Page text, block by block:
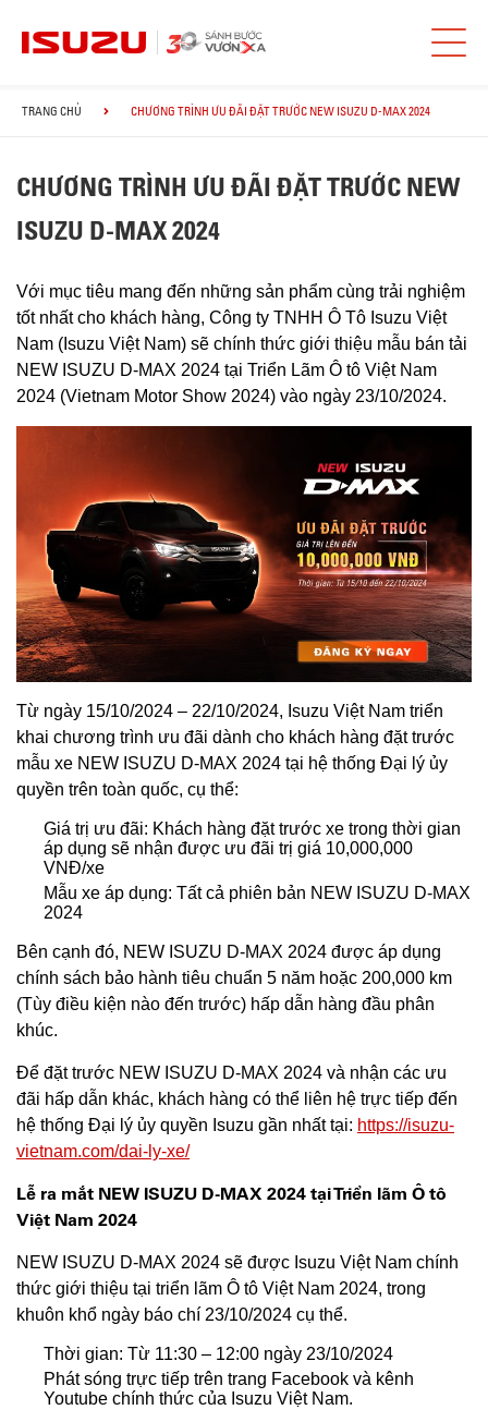
TRANG CHỦ CHƯƠNG TRÌNH ƯU ĐÃI ĐẶT TRƯỚC NEW ISUZU D-MAX 2024
CHƯƠNG TRÌNH ƯU ĐÃI ĐẶT TRƯỚC NEW
ISUZU D-MAX 2024
Với mục tiêu mang đến những sản phẩm cùng trải nghiệm
tốt nhất cho khách hàng, Công ty TNHH Ô Tô Isuzu Việt
Nam (Isuzu Việt Nam) sẽ chính thức giới thiệu mẫu bán tải
NEW ISUZU D-MAX 2024 tại Triển Lãm Ô tô Việt Nam
2024 (Vietnam Motor Show 2024) vào ngày 23/10/2024.
Từ ngày 15/10/2024 – 22/10/2024, Isuzu Việt Nam triển
khai chương trình ưu đãi dành cho khách hàng đặt trước
mẫu xe NEW ISUZU D-MAX 2024 tại hệ thống Đại lý ủy
quyền trên toàn quốc, cụ thể:
Giá trị ưu đãi: Khách hàng đặt trước xe trong thời gian
áp dụng sẽ nhận được ưu đãi trị giá 10,000,000
VNĐ/xe
Mẫu xe áp dụng: Tất cả phiên bản NEW ISUZU D-MAX
2024
Bên cạnh đó, NEW ISUZU D-MAX 2024 được áp dụng
chính sách bảo hành tiêu chuẩn 5 năm hoặc 200,000 km
(Tùy điều kiện nào đến trước) hấp dẫn hàng đầu phân
khúc.
Để đặt trước NEW ISUZU D-MAX 2024 và nhận các ưu
đãi hấp dẫn khác, khách hàng có thể liên hệ trực tiếp đến
hệ thống Đại lý ủy quyền Isuzu gần nhất tại: https://isuzu-
vietnam.com/dai-ly-xe/
Lễ ra mắt NEW ISUZU D-MAX 2024 tại Triển lãm Ô tô
Việt Nam 2024
NEW ISUZU D-MAX 2024 sẽ được Isuzu Việt Nam chính
thức giới thiệu tại triển lãm Ô tô Việt Nam 2024, trong
khuôn khổ ngày báo chí 23/10/2024 cụ thể.
Thời gian: Từ 11:30 – 12:00 ngày 23/10/2024
Phát sóng trực tiếp trên trang Facebook và kênh
Youtube chính thức của Isuzu Việt Nam.